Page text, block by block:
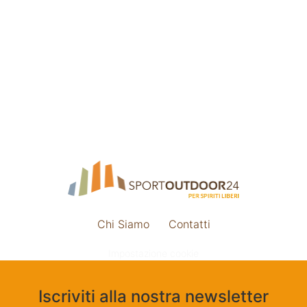
Chi Siamo Contatti
Iscriviti alla nostra newsletter